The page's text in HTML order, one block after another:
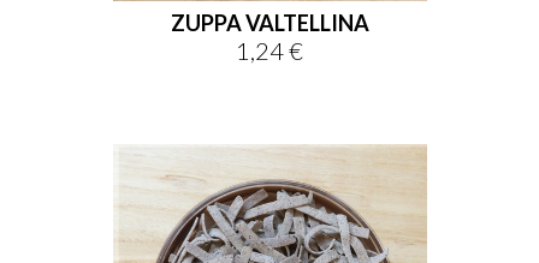
ZUPPA VALTELLINA
Prezzo
1,24 €